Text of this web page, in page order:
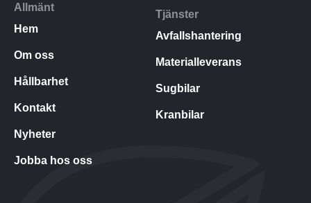
Allmänt
Om Oss
Hållbarhet
Dokument & villkor
Aktuellt
Allmänt
Hem
Om oss
Hållbarhet
Kontakt
Nyheter
Jobba hos oss
Tjänster
Avfallshantering
Materialleverans
Sugbilar
Kranbilar